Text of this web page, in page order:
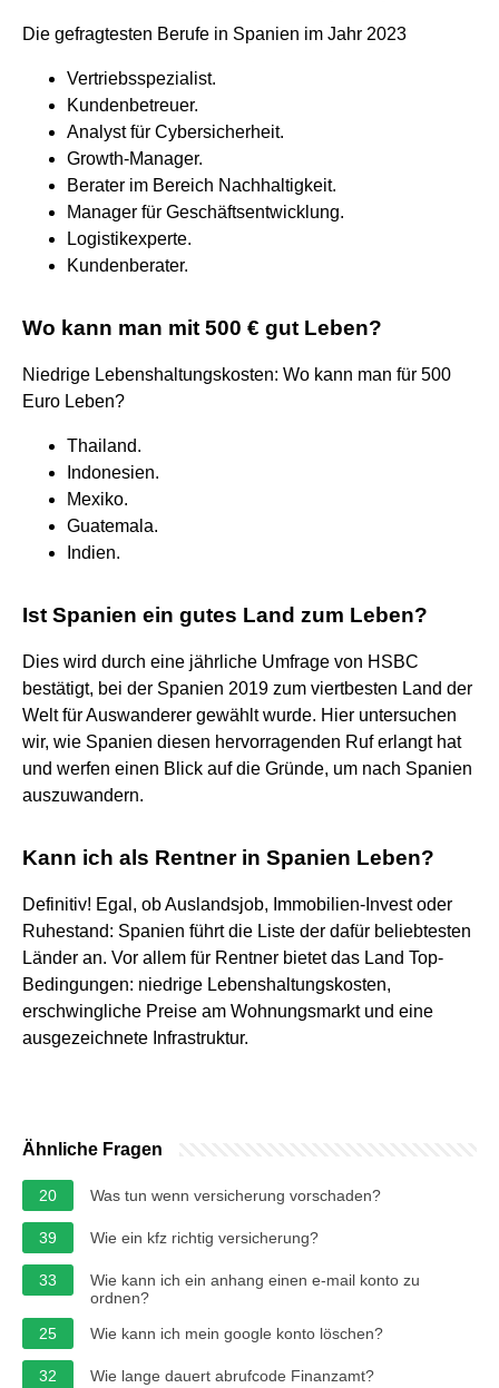
Die gefragtesten Berufe in Spanien im Jahr 2023
Vertriebsspezialist.
Kundenbetreuer.
Analyst für Cybersicherheit.
Growth-Manager.
Berater im Bereich Nachhaltigkeit.
Manager für Geschäftsentwicklung.
Logistikexperte.
Kundenberater.
Wo kann man mit 500 € gut Leben?
Niedrige Lebenshaltungskosten: Wo kann man für 500
Euro Leben?
Thailand.
Indonesien.
Mexiko.
Guatemala.
Indien.
Ist Spanien ein gutes Land zum Leben?
Dies wird durch eine jährliche Umfrage von HSBC
bestätigt, bei der Spanien 2019 zum viertbesten Land der
Welt für Auswanderer gewählt wurde. Hier untersuchen
wir, wie Spanien diesen hervorragenden Ruf erlangt hat
und werfen einen Blick auf die Gründe, um nach Spanien
auszuwandern.
Kann ich als Rentner in Spanien Leben?
Definitiv! Egal, ob Auslandsjob, Immobilien-Invest oder
Ruhestand: Spanien führt die Liste der dafür beliebtesten
Länder an. Vor allem für Rentner bietet das Land Top-
Bedingungen: niedrige Lebenshaltungskosten,
erschwingliche Preise am Wohnungsmarkt und eine
ausgezeichnete Infrastruktur.
Ähnliche Fragen
20 Was tun wenn versicherung vorschaden?
39 Wie ein kfz richtig versicherung?
33
Wie kann ich ein anhang einen e-mail konto zu
ordnen?
25
Wie kann ich mein google konto löschen?
32 Wie lange dauert abrufcode Finanzamt?